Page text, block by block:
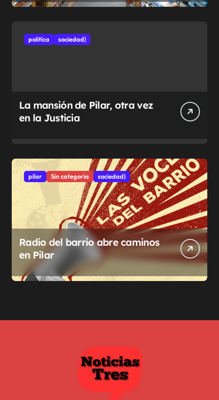
politíca sociedad}
La mansión de Pilar, otra vez
en la Justicia
pilar Sin categoría sociedad}
Radio del barrio abre caminos
en Pilar